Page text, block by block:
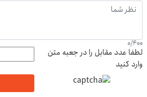
0/400
لطفا عدد مقابل را در جعبه متن
وارد کنید